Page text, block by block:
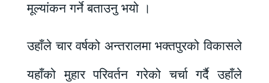
मूल्यांकन गर्ने बताउनु भयो ।
उहाँले चार वर्षको अन्तरालमा भक्तपुरको विकासले
यहाँको मुहार परिवर्तन गरेको चर्चा गर्दै उहाँले